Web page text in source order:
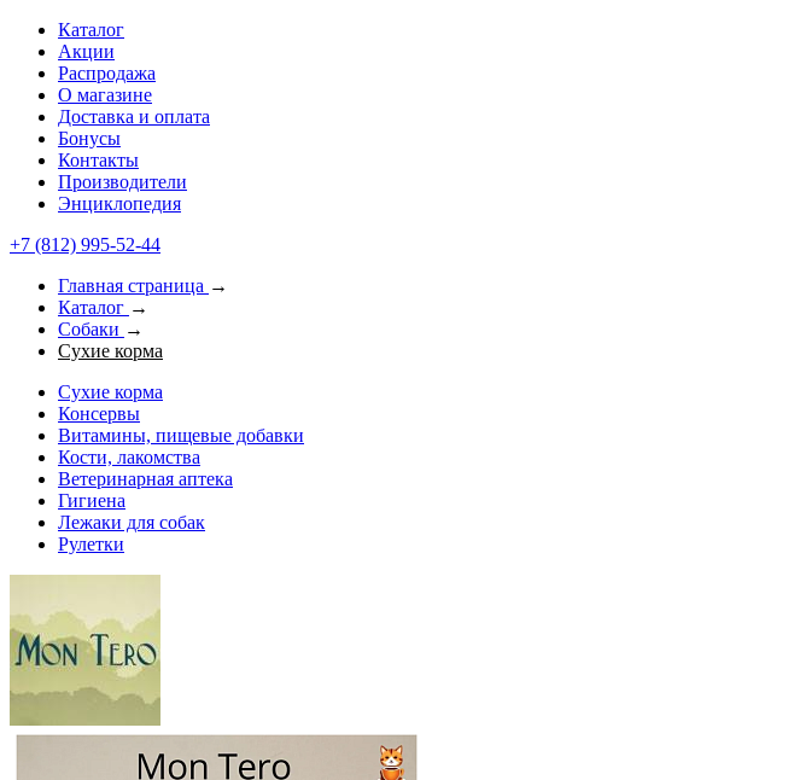
Каталог
Акции
Распродажа
О магазине
Доставка и оплата
Бонусы
Контакты
Производители
Энциклопедия
+7 (812) 995-52-44
Главная страница →
Каталог →
Собаки →
Сухие корма
Сухие корма
Консервы
Витамины, пищевые добавки
Кости, лакомства
Ветеринарная аптека
Гигиена
Лежаки для собак
Рулетки